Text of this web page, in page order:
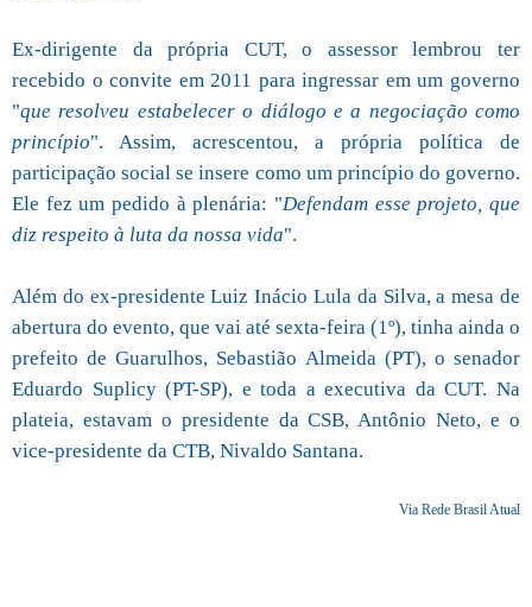
Ex-dirigente da própria CUT, o assessor lembrou ter
recebido o convite em 2011 para ingressar em um governo
"que resolveu estabelecer o diálogo e a negociação como
princípio". Assim, acrescentou, a própria política de
participação social se insere como um princípio do governo.
Ele fez um pedido à plenária: "Defendam esse projeto, que
diz respeito à luta da nossa vida".
Além do ex-presidente Luiz Inácio Lula da Silva, a mesa de
abertura do evento, que vai até sexta-feira (1º), tinha ainda o
prefeito de Guarulhos, Sebastião Almeida (PT), o senador
Eduardo Suplicy (PT-SP), e toda a executiva da CUT. Na
plateia, estavam o presidente da CSB, Antônio Neto, e o
vice-presidente da CTB, Nivaldo Santana.
Via Rede Brasil Atual